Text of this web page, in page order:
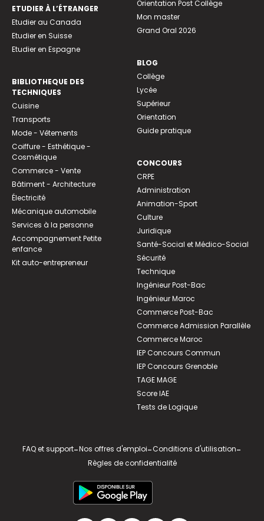
ETUDIER À L’ÉTRANGER
Etudier au Canada
Etudier en Suisse
Etudier en Espagne
BIBLIOTHEQUE DES
TECHNIQUES
Cuisine
Transports
Mode - Vêtements
Coiffure - Esthétique -
Cosmétique
Commerce - Vente
Bâtiment - Architecture
Électricité
Mécanique automobile
Services à la personne
Accompagnement Petite
enfance
Kit auto-entrepreneur
Orientation Post Collège
Mon master
Grand Oral 2026
BLOG
Collège
Lycée
Supérieur
Orientation
Guide pratique
CONCOURS
CRPE
Administration
Animation-Sport
Culture
Juridique
Santé-Social et Médico-Social
Sécurité
Technique
Ingénieur Post-Bac
Ingénieur Maroc
Commerce Post-Bac
Commerce Admission Parallèle
Commerce Maroc
IEP Concours Commun
IEP Concours Grenoble
TAGE MAGE
Score IAE
Tests de Logique
FAQ et support-Nos offres d'emploi-Conditions d'utilisation-
Règles de confidentialité